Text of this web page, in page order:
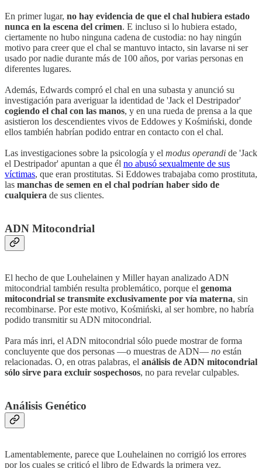
En primer lugar, no hay evidencia de que el chal hubiera estado
nunca en la escena del crimen. E incluso si lo hubiera estado,
ciertamente no hubo ninguna cadena de custodia: no hay ningún
motivo para creer que el chal se mantuvo intacto, sin lavarse ni ser
usado por nadie durante más de 100 años, por varias personas en
diferentes lugares.
Además, Edwards compró el chal en una subasta y anunció su
investigación para averiguar la identidad de 'Jack el Destripador'
cogiendo el chal con las manos, y en una rueda de prensa a la que
asistieron los descendientes vivos de Eddowes y Kośmiński, donde
ellos también habrían podido entrar en contacto con el chal.
Las investigaciones sobre la psicología y el modus operandi de 'Jack
el Destripador' apuntan a que él no abusó sexualmente de sus
víctimas, que eran prostitutas. Si Eddowes trabajaba como prostituta,
las manchas de semen en el chal podrían haber sido de
cualquiera de sus clientes.
ADN Mitocondrial
El hecho de que Louhelainen y Miller hayan analizado ADN
mitocondrial también resulta problemático, porque el genoma
mitocondrial se transmite exclusivamente por vía materna, sin
recombinarse. Por este motivo, Kośmiński, al ser hombre, no habría
podido transmitir su ADN mitocondrial.
Para más inri, el ADN mitocondrial sólo puede mostrar de forma
concluyente que dos personas —o muestras de ADN— no están
relacionadas. O, en otras palabras, el análisis de ADN mitocondrial
sólo sirve para excluir sospechosos, no para revelar culpables.
Análisis Genético
Lamentablemente, parece que Louhelainen no corrigió los errores
por los cuales se criticó el libro de Edwards la primera vez.